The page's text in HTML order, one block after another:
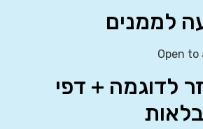
לממנים
Open
לדוגמה + דפי